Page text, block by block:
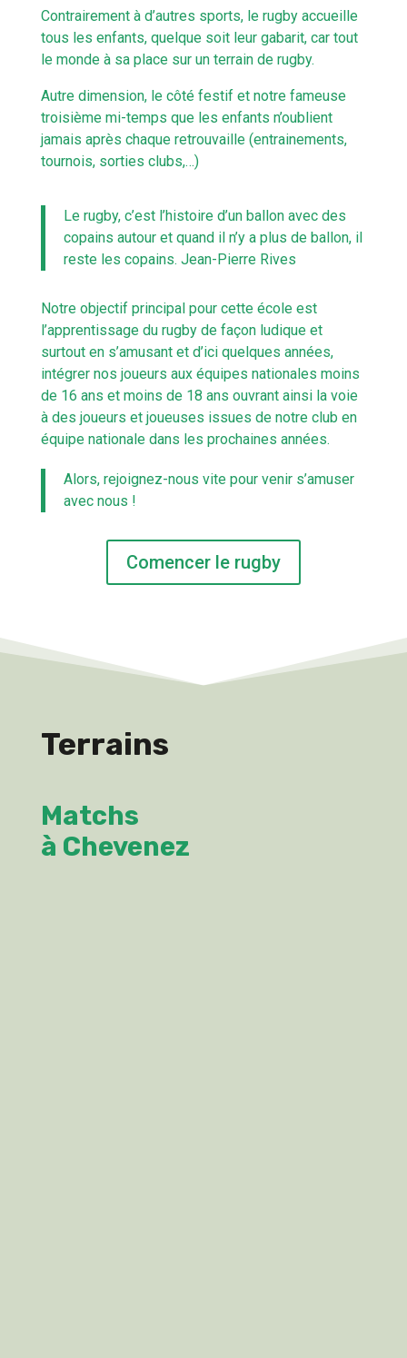
Contrairement à d’autres sports, le rugby accueille
tous les enfants, quelque soit leur gabarit, car tout
le monde à sa place sur un terrain de rugby.
Autre dimension, le côté festif et notre fameuse
troisième mi-temps que les enfants n’oublient
jamais après chaque retrouvaille (entrainements,
tournois, sorties clubs,…)
Le rugby, c’est l’histoire d’un ballon avec des
copains autour et quand il n’y a plus de ballon, il
reste les copains. Jean-Pierre Rives
Notre objectif principal pour cette école est
l’apprentissage du rugby de façon ludique et
surtout en s’amusant et d’ici quelques années,
intégrer nos joueurs aux équipes nationales moins
de 16 ans et moins de 18 ans ouvrant ainsi la voie
à des joueurs et joueuses issues de notre club en
équipe nationale dans les prochaines années.
Alors, rejoignez-nous vite pour venir s’amuser
avec nous !
Comencer le rugby
Terrains
Matchs
à Chevenez